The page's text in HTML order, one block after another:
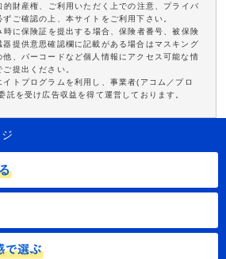
財産権、ご利用いただく上での注意、プライバ
ご確認の上、本サイトをご利用下さい。
に保険証を提出する場合、保険者番号、被保険
提供意思確認欄に記載がある場合はマスキング
他、バーコードなど個人情報にアクセス可能な情
提出ください。
トプログラムを利用し、事業者(アコム／プロ
託を受け広告収益を得て運営しております。